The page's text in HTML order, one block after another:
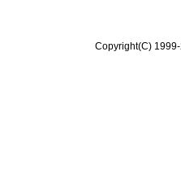
Copyright(C)